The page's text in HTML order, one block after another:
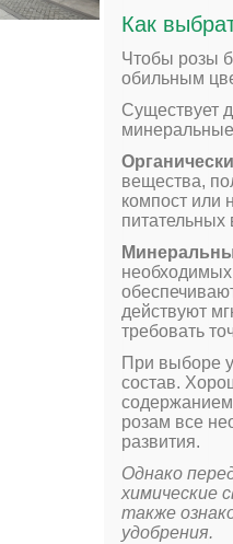
Как
Чтобы розы
обильным
Существует
вещества,
компост или
действуют
требовать
При выборе
состав.
розам все
развития.
Однако
химические
также
удобрения.